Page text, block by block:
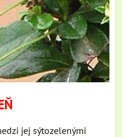
jej sýtozelenými